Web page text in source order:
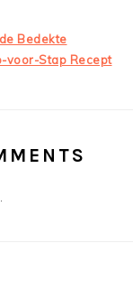
Bedekte
voor-Stap Recept